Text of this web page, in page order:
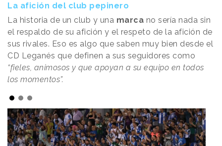
La afición del club pepinero
La historia de un club y una marca no sería nada sin
el respaldo de su afición y el respeto de la afición de
sus rivales. Eso es algo que saben muy bien desde el
CD Leganés que definen a sus seguidores como
“fieles, animosos y que apoyan a su equipo en todos
los momentos”.